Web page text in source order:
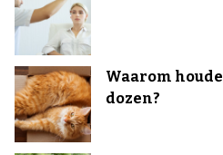
Waarom
dozen?